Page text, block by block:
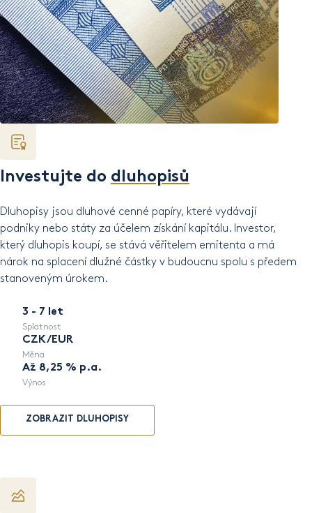
Investujte do dluhopisů
Dluhopisy jsou dluhové cenné papíry, které vydávají
podniky nebo státy za účelem získání kapitálu. Investor,
který dluhopis koupí, se stává věřitelem emitenta a má
nárok na splacení dlužné částky v budoucnu spolu s předem
stanoveným úrokem.
3 - 7 let
Splatnost
CZK/EUR
Měna
Až 8,25 % p.a.
Výnos
ZOBRAZIT DLUHOPISY